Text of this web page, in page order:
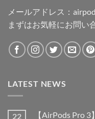
メールアドレス：
まずはお気軽にお問い
LATEST NEWS
22
【AirPods Pro